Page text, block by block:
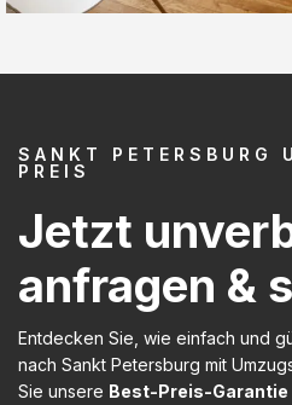
SANKT PETERSBURG
PREIS
Jetzt
anfragen &
Entdecken Sie, wie einfach und
nach Sankt Petersburg mit
Sie unsere Best-Preis-Garantie